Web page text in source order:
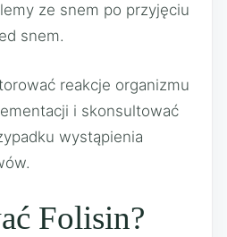
ze snem po przyjęciu
snem.
reakcje organizmu
i skonsultować
wystąpienia
Folisin?